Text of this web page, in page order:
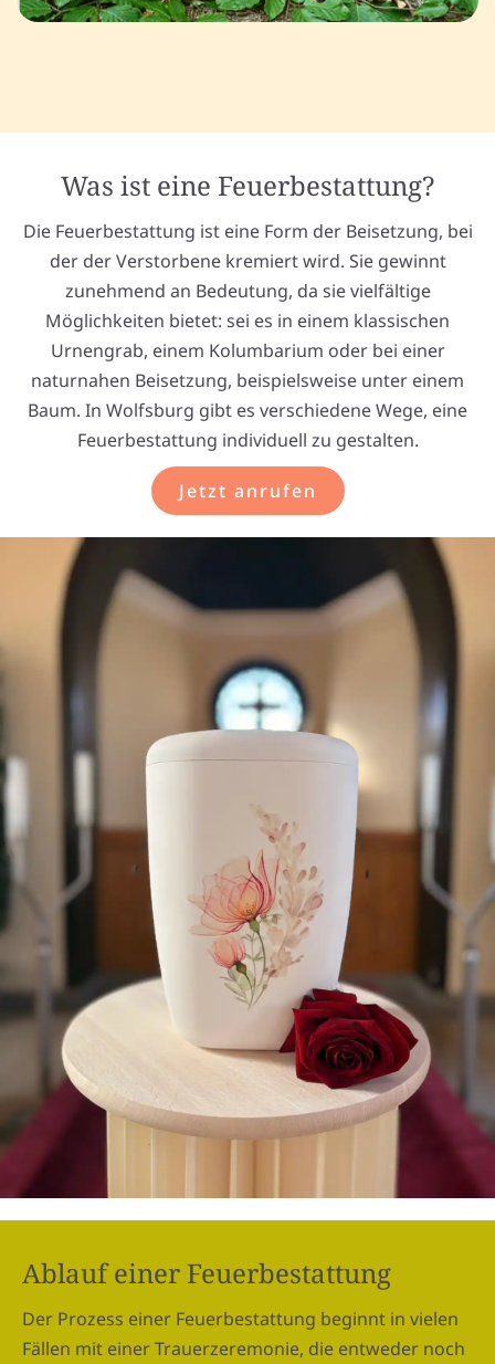
Was ist eine Feuerbestattung?
Die Feuerbestattung ist eine Form der Beisetzung, bei
der der Verstorbene kremiert wird. Sie gewinnt
zunehmend an Bedeutung, da sie vielfältige
Möglichkeiten bietet: sei es in einem klassischen
Urnengrab, einem Kolumbarium oder bei einer
naturnahen Beisetzung, beispielsweise unter einem
Baum. In Wolfsburg gibt es verschiedene Wege, eine
Feuerbestattung individuell zu gestalten.
Jetzt anrufen
Ablauf einer Feuerbestattung
Der Prozess einer Feuerbestattung beginnt in vielen
Fällen mit einer Trauerzeremonie, die entweder noch